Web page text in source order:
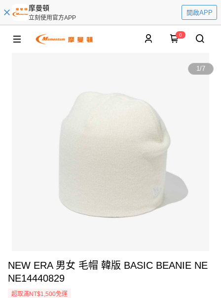
摩曼頓
立刻使用官方APP
開啟APP
0
1/7
NEW ERA 男女 毛帽 韓版 BASIC BEANIE NE
NE14440829
超取滿NT$1,500免運